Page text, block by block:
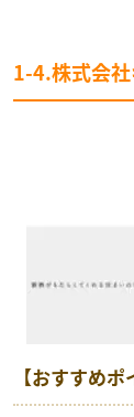
1-4.株式会社
【おすすめポ